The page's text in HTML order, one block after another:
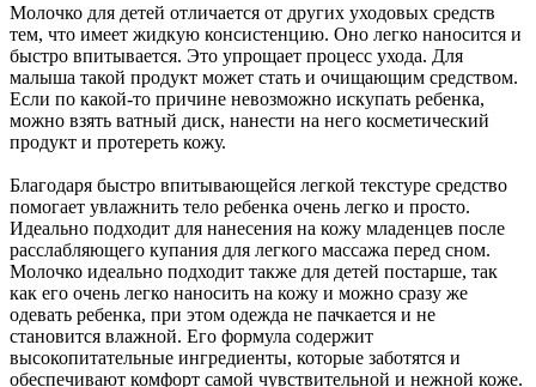
Молочко для детей отличается от других уходовых средств
тем, что имеет жидкую консистенцию. Оно легко наносится и
быстро впитывается. Это упрощает процесс ухода. Для
малыша такой продукт может стать и очищающим средством.
Если по какой-то причине невозможно искупать ребенка,
можно взять ватный диск, нанести на него косметический
продукт и протереть кожу.
Благодаря быстро впитывающейся легкой текстуре средство
помогает увлажнить тело ребенка очень легко и просто.
Идеально подходит для нанесения на кожу младенцев после
расслабляющего купания для легкого массажа перед сном.
Молочко идеально подходит также для детей постарше, так
как его очень легко наносить на кожу и можно сразу же
одевать ребенка, при этом одежда не пачкается и не
становится влажной. Его формула содержит
высокопитательные ингредиенты, которые заботятся и
обеспечивают комфорт самой чувствительной и нежной коже.